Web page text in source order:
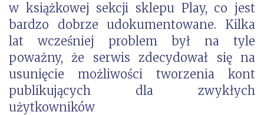
w książkowej sekcji sklepu Play, co jest
bardzo dobrze udokumentowane. Kilka
lat wcześniej problem był na tyle
poważny, że serwis zdecydował się na
usunięcie możliwości tworzenia kont
publikujących dla zwykłych
użytkowników